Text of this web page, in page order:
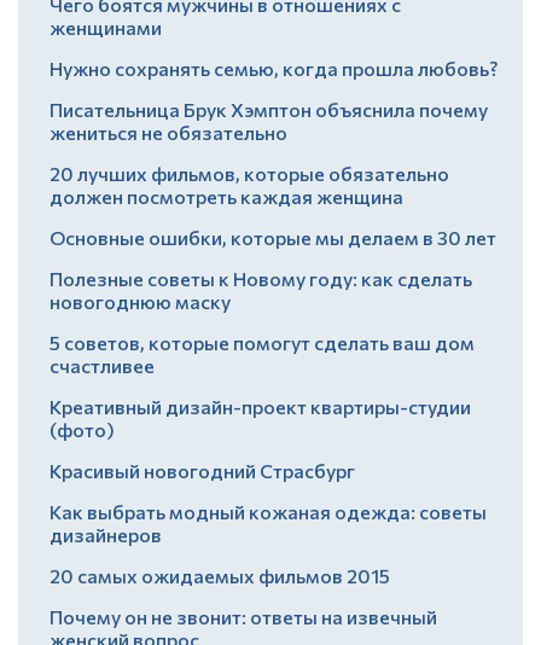
женщинами
Нужно сохранять семью, когда прошла любовь?
Писательница Брук Хэмптон объяснила почему
жениться не обязательно
20 лучших фильмов, которые обязательно
должен посмотреть каждая женщина
Основные ошибки, которые мы делаем в 30 лет
Полезные советы к Новому году: как сделать
новогоднюю маску
5 советов, которые помогут сделать ваш дом
счастливее
Креативный дизайн-проект квартиры-студии
(фото)
Красивый новогодний Страсбург
Как выбрать модный кожаная одежда: советы
дизайнеров
20 самых ожидаемых фильмов 2015
Почему он не звонит: ответы на извечный
женский вопрос